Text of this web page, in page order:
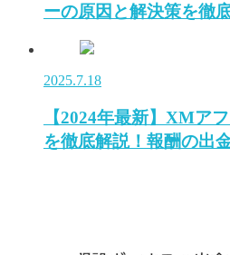
ーの原因と解決策を徹
2025.7.18
【2024年最新】XMア
を徹底解説！報酬の出